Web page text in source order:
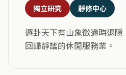
獨立研究
靜修中心
遯卦天下有山象徵適時退隱
回歸靜謐的休閒服務業。